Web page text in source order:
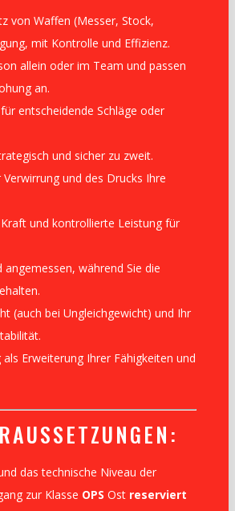
von Waffen (Messer, Stock,
mit Kontrolle und Effizienz.
allein oder im Team und passen
an.
entscheidende Schläge oder
und sicher zu zweit.
und des Drucks Ihre
und kontrollierte Leistung für
angemessen, während Sie die
(auch bei Ungleichgewicht) und Ihr
Erweiterung Ihrer Fähigkeiten und
das technische Niveau der
zur Klasse OPS Ost reserviert